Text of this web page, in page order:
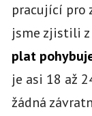
pracující pro
jsme zjistili
plat
je asi 18 až
žádná